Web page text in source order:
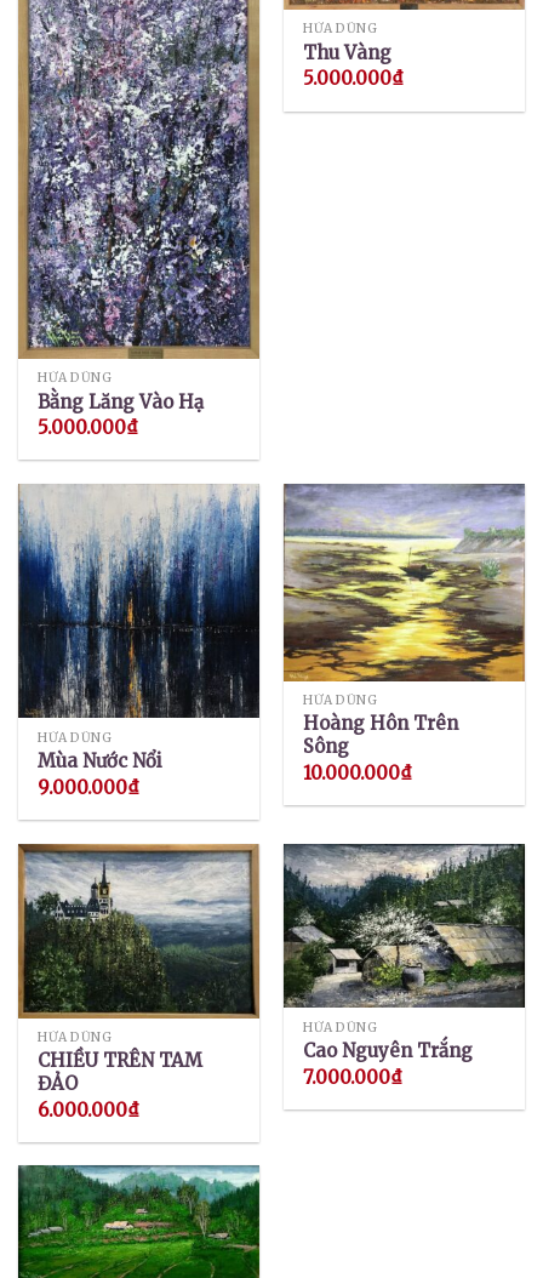
HỨA DŨNG
Bằng Lăng Vào Hạ
5.000.000₫
HỨA DŨNG
Thu Vàng
5.000.000₫
HỨA DŨNG
Mùa Nước Nổi
9.000.000₫
HỨA DŨNG
Hoàng Hôn Trên
Sông
10.000.000₫
HỨA DŨNG
CHIỀU TRÊN TAM
ĐẢO
6.000.000₫
HỨA DŨNG
Cao Nguyên Trắng
7.000.000₫